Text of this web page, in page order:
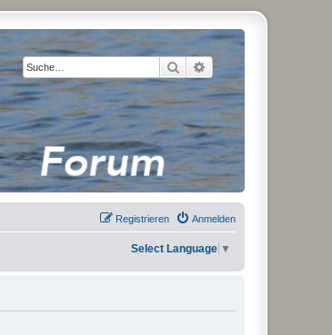
Suche Erweiterte Suche
Anmelden
Registrieren
Select Language ▼